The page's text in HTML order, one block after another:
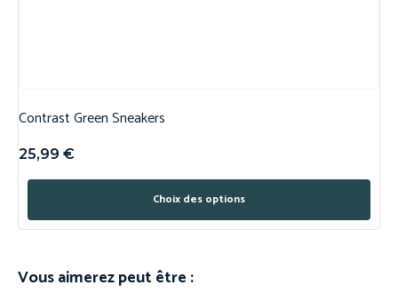
Contrast Green Sneakers
25,99 €
Choix des options
Vous aimerez peut être :